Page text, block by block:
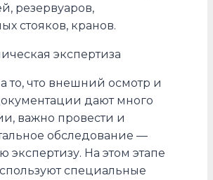
резервуаров,
стояков, кранов.
экспертиза
то, что внешний осмотр и
дают много
важно провести и
обследование —
экспертизу. На этом этапе
специальные